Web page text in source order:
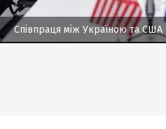
Співпраця між Україною та США